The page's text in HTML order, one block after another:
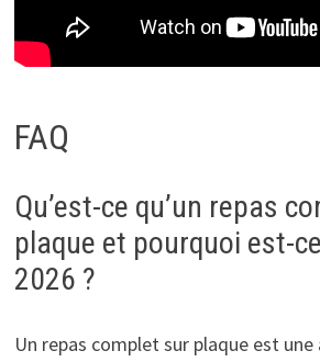
FAQ
Qu’est-ce qu’un repas
plaque et pourquoi est-
2026 ?
Un repas complet sur plaque est une